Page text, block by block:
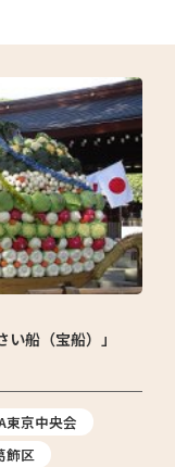
船（宝船）」
東京中央会
飾区